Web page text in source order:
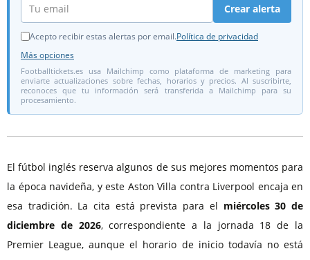
Crear alerta
Acepto recibir estas alertas por email.Política de privacidad
Más opciones
Footballtickets.es usa Mailchimp como plataforma de marketing para
enviarte actualizaciones sobre fechas, horarios y precios. Al suscribirte,
reconoces que tu información será transferida a Mailchimp para su
procesamiento.
El fútbol inglés reserva algunos de sus mejores momentos para
la época navideña, y este Aston Villa contra Liverpool encaja en
esa tradición. La cita está prevista para el miércoles 30 de
diciembre de 2026, correspondiente a la jornada 18 de la
Premier League, aunque el horario de inicio todavía no está